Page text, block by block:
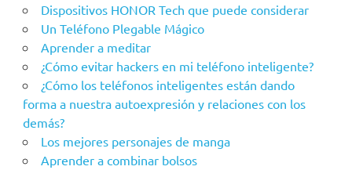
Dispositivos HONOR Tech que puede considerar
Un Teléfono Plegable Mágico
Aprender a meditar
¿Cómo evitar hackers en mi teléfono inteligente?
¿Cómo los teléfonos inteligentes están dando
forma a nuestra autoexpresión y relaciones con los
demás?
Los mejores personajes de manga
Aprender a combinar bolsos